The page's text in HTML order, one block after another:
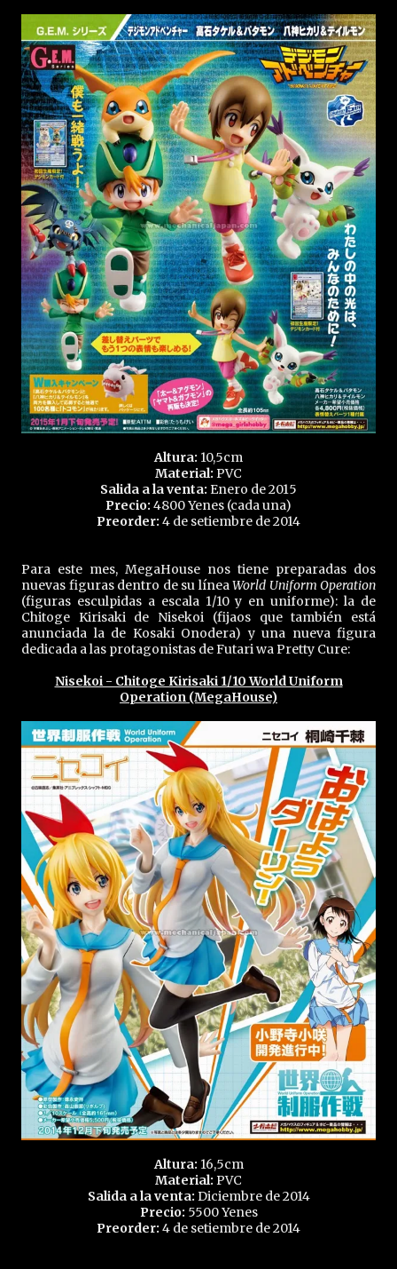
Altura: 10,5cm
Material: PVC
Salida a la venta: Enero de 2015
Precio: 4800 Yenes (cada una)
Preorder: 4 de setiembre de 2014
Para este mes, MegaHouse nos tiene preparadas dos
nuevas figuras dentro de su líneaWorld Uniform Operation
(figuras esculpidas a escala 1/10 y en uniforme): la de
Chitoge Kirisaki de Nisekoi (fijaos que también está
anunciada la de Kosaki Onodera) y una nueva figura
dedicada a las protagonistas de Futari wa Pretty Cure:
Nisekoi - Chitoge Kirisaki 1/10 World Uniform
Operation (MegaHouse)
Altura: 16,5cm
Material: PVC
Salida a la venta: Diciembre de 2014
Precio: 5500 Yenes
Preorder: 4 de setiembre de 2014